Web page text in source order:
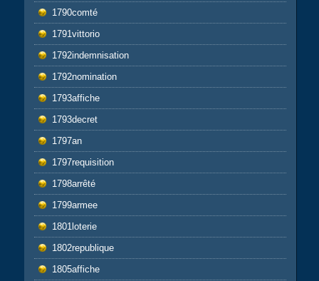
1790comté
1791vittorio
1792indemnisation
1792nomination
1793affiche
1793decret
1797an
1797requisition
1798arrêté
1799armee
1801loterie
1802republique
1805affiche